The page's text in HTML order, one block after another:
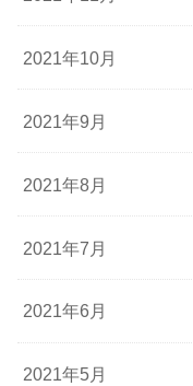
2021年10月
2021年9月
2021年8月
2021年7月
2021年6月
2021年5月